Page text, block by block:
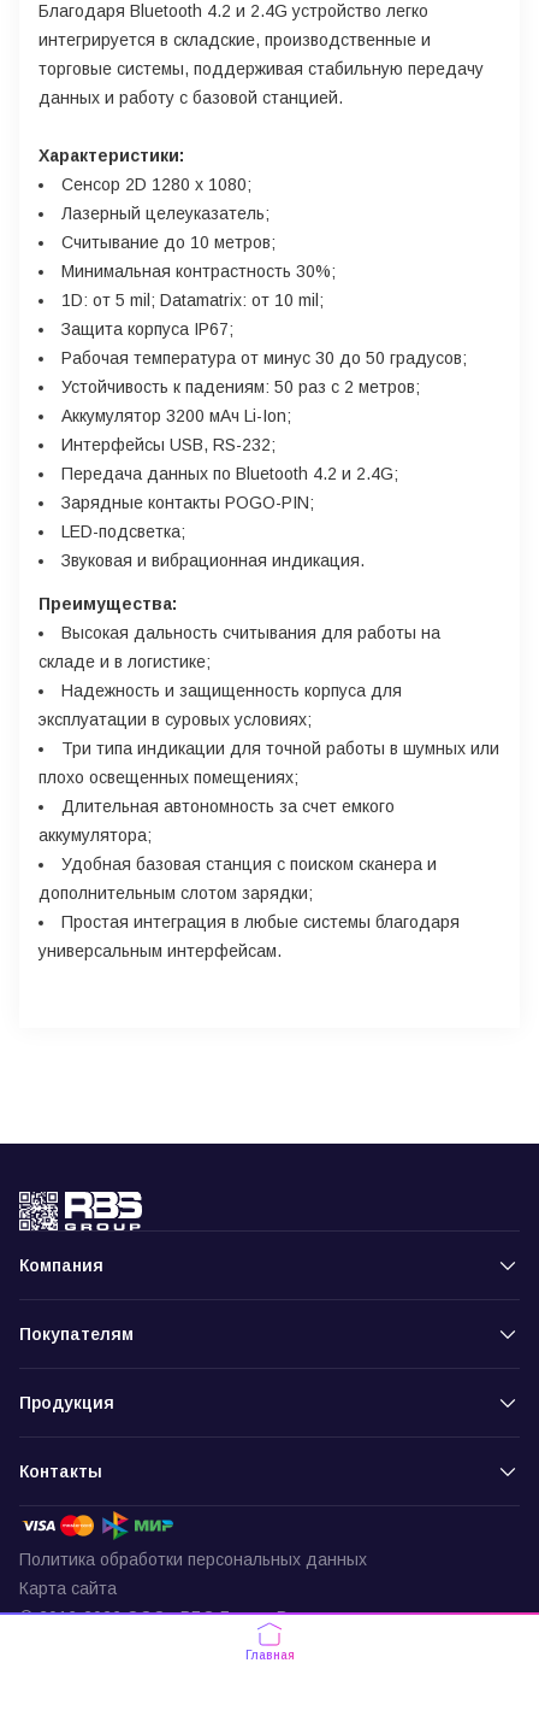
Благодаря Bluetooth 4.2 и 2.4G устройство легко
интегрируется в складские, производственные и
торговые системы, поддерживая стабильную передачу
данных и работу с базовой станцией.
Характеристики:
Сенсор 2D 1280 х 1080;
Лазерный целеуказатель;
Считывание до 10 метров;
Минимальная контрастность 30%;
1D: от 5 mil; Datamatrix: от 10 mil;
Защита корпуса IP67;
Рабочая температура от минус 30 до 50 градусов;
Устойчивость к падениям: 50 раз с 2 метров;
Аккумулятор 3200 мАч Li-Ion;
Интерфейсы USB, RS-232;
Передача данных по Bluetooth 4.2 и 2.4G;
Зарядные контакты POGO-PIN;
LED-подсветка;
Звуковая и вибрационная индикация.
Преимущества:
Высокая дальность считывания для работы на
складе и в логистике;
Надежность и защищенность корпуса для
эксплуатации в суровых условиях;
Три типа индикации для точной работы в шумных или
плохо освещенных помещениях;
Длительная автономность за счет емкого
аккумулятора;
Удобная базовая станция с поиском сканера и
дополнительным слотом зарядки;
Простая интеграция в любые системы благодаря
универсальным интерфейсам.
Компания
Покупателям
Продукция
Контакты
Политика обработки персональных данных
Карта сайта
© 2016-2026 ООО «РБС-Групп» Все права защищены
Главная